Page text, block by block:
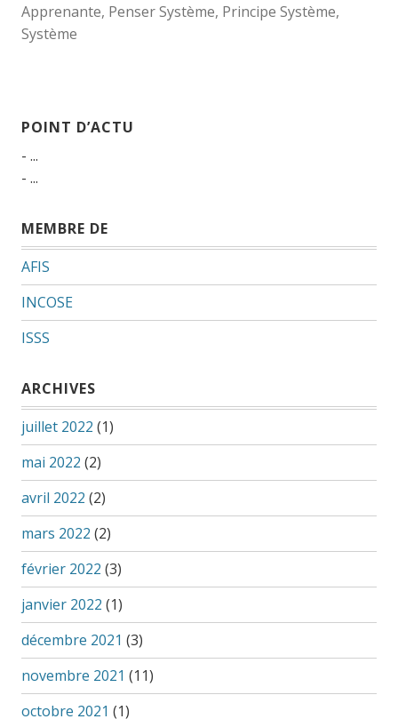
Apprenante, Penser Système, Principe Système,
Système
POINT D’ACTU
- ...
- ...
MEMBRE DE
AFIS
INCOSE
ISSS
ARCHIVES
juillet 2022 (1)
mai 2022 (2)
avril 2022 (2)
mars 2022 (2)
février 2022 (3)
janvier 2022 (1)
décembre 2021 (3)
novembre 2021 (11)
octobre 2021 (1)